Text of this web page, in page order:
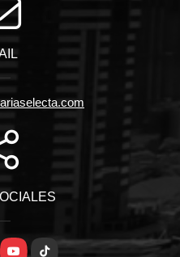
YouTubeTikTok